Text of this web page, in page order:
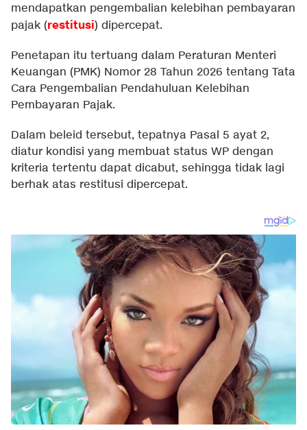
mendapatkan pengembalian kelebihan pembayaran
pajak (restitusi) dipercepat.
Penetapan itu tertuang dalam Peraturan Menteri
Keuangan (PMK) Nomor 28 Tahun 2026 tentang Tata
Cara Pengembalian Pendahuluan Kelebihan
Pembayaran Pajak.
Dalam beleid tersebut, tepatnya Pasal 5 ayat 2,
diatur kondisi yang membuat status WP dengan
kriteria tertentu dapat dicabut, sehingga tidak lagi
berhak atas restitusi dipercepat.